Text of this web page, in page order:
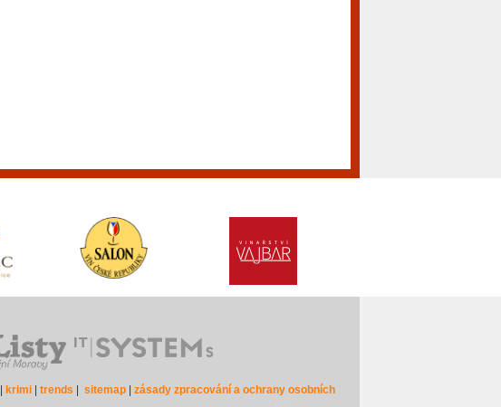
krimi| trends sitemap| zásady zpracování a ochrany osobních